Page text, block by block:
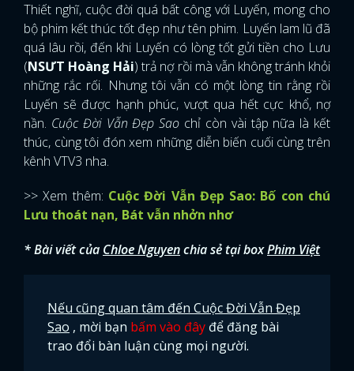
Thiết nghĩ, cuộc đời quá bất công với Luyến, mong cho
bộ phim kết thúc tốt đẹp như tên phim. Luyến lam lũ đã
quá lâu rồi, đến khi Luyến có lòng tốt gửi tiền cho Lưu
(NSƯT Hoàng Hải) trả nợ rồi mà vẫn không tránh khỏi
những rắc rối. Nhưng tôi vẫn có một lòng tin rằng rồi
Luyến sẽ được hạnh phúc, vượt qua hết cực khổ, nợ
nần. Cuộc Đời Vẫn Đẹp Sao chỉ còn vài tập nữa là kết
thúc, cùng tôi đón xem những diễn biến cuối cùng trên
kênh VTV3 nha.
>> Xem thêm: Cuộc Đời Vẫn Đẹp Sao: Bố con chú
Lưu thoát nạn, Bát vẫn nhởn nhơ
* Bài viết của Chloe Nguyenchia sẻ tại boxPhim Việt
Nếu cũng quan tâm đến Cuộc Đời Vẫn Đẹp
Sao , mời bạn bấm vào đây để đăng bài
trao đổi bàn luận cùng mọi người.